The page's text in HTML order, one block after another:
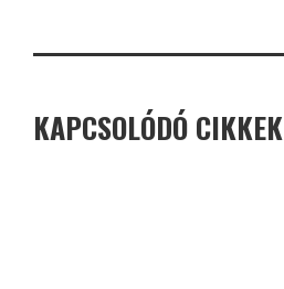
KAPCSOLÓDÓ CIKKEK